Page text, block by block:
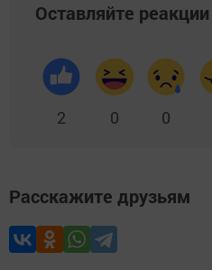
Оставляйте реакции
2 0 0
Расскажите друзьям